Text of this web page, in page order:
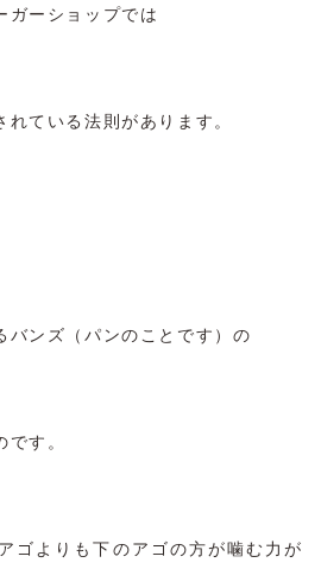
ガーショップでは
ている法則があります。
バンズ（パンのことです）の
す。
ゴよりも下のアゴの方が噛む力が